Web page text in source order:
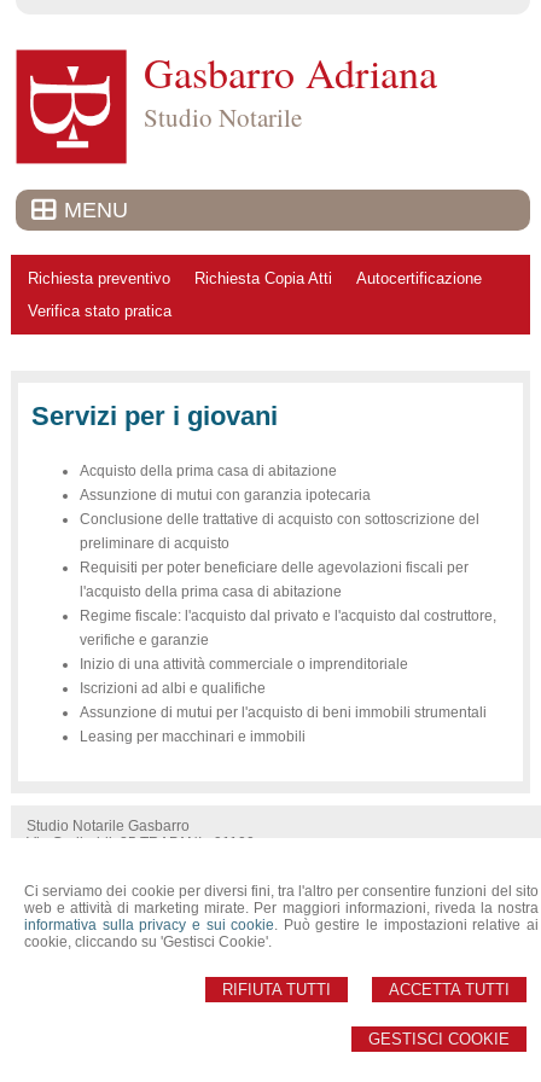
Ci serviamo dei cookie per diversi fini, tra l'altro per consentire funzioni del sito
web e attività di marketing mirate. Per maggiori informazioni, riveda la nostra
informativa sulla privacy e sui cookie. Può gestire le impostazioni relative ai
cookie, cliccando su 'Gestisci Cookie'.
ACCETTA TUTTI
RIFIUTA TUTTI
GESTISCI COOKIE
Gasbarro Adriana
Studio Notarile
MENU
Richiesta preventivo Richiesta Copia Atti
Autocertificazione
Verifica stato pratica
Servizi per i giovani
Acquisto della prima casa di abitazione
Assunzione di mutui con garanzia ipotecaria
Conclusione delle trattative di acquisto con sottoscrizione del
preliminare di acquisto
Requisiti per poter beneficiare delle agevolazioni fiscali per
l'acquisto della prima casa di abitazione
Regime fiscale: l'acquisto dal privato e l'acquisto dal costruttore,
verifiche e garanzie
Inizio di una attività commerciale o imprenditoriale
Iscrizioni ad albi e qualifiche
Assunzione di mutui per l'acquisto di beni immobili strumentali
Leasing per macchinari e immobili
Studio Notarile Gasbarro
Via Garibaldi, 25 TRAPANI - 91100
© 2026 Copyright Studio Notarile Gasbarro. Tutti i diritti riservati | P.IVA 06021390825 |
Sitemap -Privacy- Cookie Policy- Gestisci Cookie-Credits